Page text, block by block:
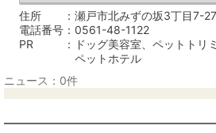
住所
瀬戸市北みずの坂3丁目7-27
電話番号
0561-48-1122
PR
ドッグ美容室、ペットトリ
ペットホテル
ニュース：0件